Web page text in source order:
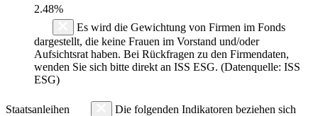
2.48%
Es wird die Gewichtung von Firmen im Fonds
dargestellt, die keine Frauen im Vorstand und/oder
Aufsichtsrat haben. Bei Rückfragen zu den Firmendaten,
wenden Sie sich bitte direkt an ISS ESG. (Datenquelle: ISS
ESG)
Staatsanleihen
Die folgenden Indikatoren beziehen sich